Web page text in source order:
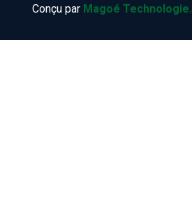
Conçu par Magoé Technologie.